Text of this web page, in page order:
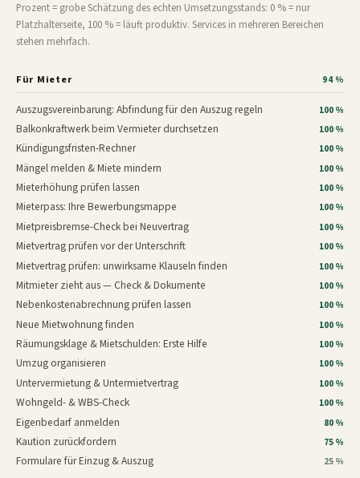
Prozent = grobe Schätzung des echten Umsetzungsstands: 0 % = nur
Platzhalterseite, 100 % = läuft produktiv. Services in mehreren Bereichen
stehen mehrfach.
Für Mieter 94 %
Auszugsvereinbarung: Abfindung für den Auszug regeln 100 %
Balkonkraftwerk beim Vermieter durchsetzen 100 %
Kündigungsfristen-Rechner 100 %
Mängel melden & Miete mindern 100 %
Mieterhöhung prüfen lassen 100 %
Mieterpass: Ihre Bewerbungsmappe 100 %
Mietpreisbremse-Check bei Neuvertrag 100 %
Mietvertrag prüfen vor der Unterschrift 100 %
Mietvertrag prüfen: unwirksame Klauseln finden 100 %
Mitmieter zieht aus — Check & Dokumente 100 %
Nebenkostenabrechnung prüfen lassen 100 %
Neue Mietwohnung finden 100 %
Räumungsklage & Mietschulden: Erste Hilfe 100 %
Umzug organisieren 100 %
Untervermietung & Untermietvertrag 100 %
Wohngeld- & WBS-Check 100 %
Eigenbedarf anmelden 80 %
Kaution zurückfordern 75 %
Formulare für Einzug & Auszug 25 %